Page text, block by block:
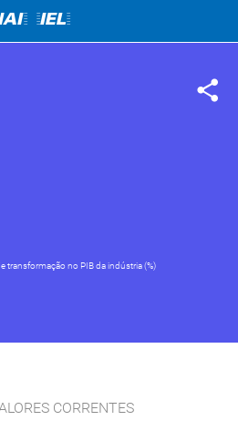
=IEL=
transformação no PIB da indústria (%)
CORRENTES